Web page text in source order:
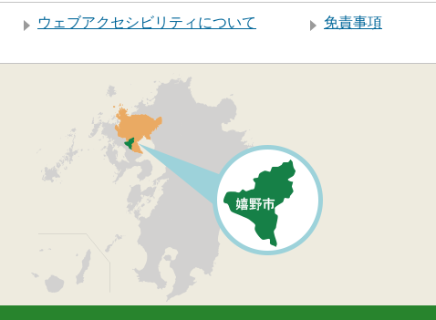
ウェブアクセシビリティについて
免責事項